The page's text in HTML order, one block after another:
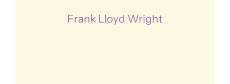
Frank Lloyd Wright